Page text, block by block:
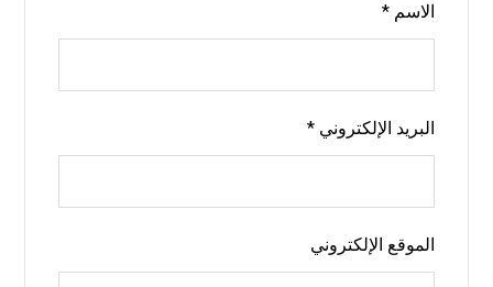
الاسم*
البريد الإلكتروني*
الموقع الإلكتروني